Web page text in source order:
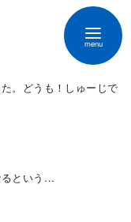
。どうも！しゅーじで
るという…